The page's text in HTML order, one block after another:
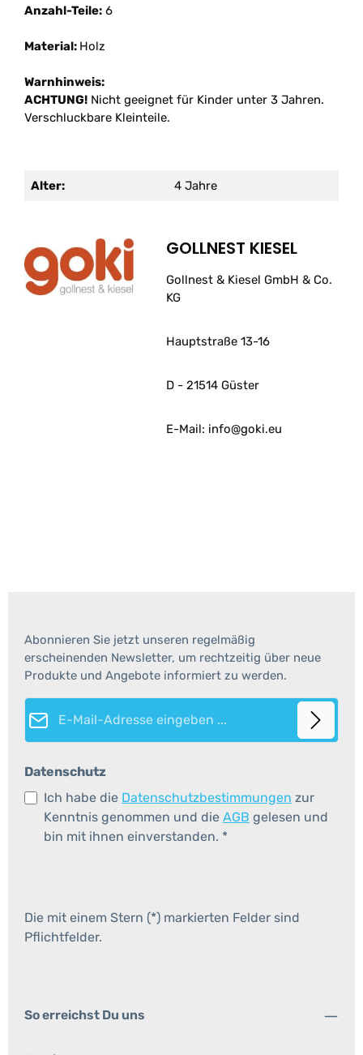
Anzahl-Teile: 6
Material: Holz
Warnhinweis:
ACHTUNG! Nicht geeignet für Kinder unter 3 Jahren.
Verschluckbare Kleinteile.
Alter: 4 Jahre
GOLLNEST KIESEL
Gollnest & Kiesel GmbH & Co.
KG
Hauptstraße 13-16
D - 21514 Güster
E-Mail: info@goki.eu
Abonnieren Sie jetzt unseren regelmäßig
erscheinenden Newsletter, um rechtzeitig über neue
Produkte und Angebote informiert zu werden.
E-Mail-Adresse*
Datenschutz
Ich habe die Datenschutzbestimmungen zur
Kenntnis genommen und die AGB gelesen und
bin mit ihnen einverstanden. *
Die mit einem Stern (*) markierten Felder sind
Pflichtfelder.
So erreichst Du uns